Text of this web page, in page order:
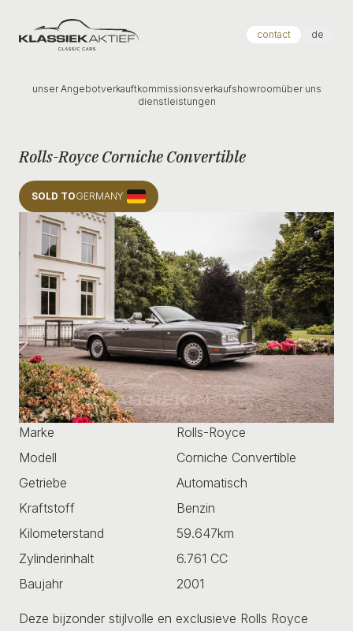
Klassiek Aktief contact de
unser Angebotverkauftkommissionsverkaufshowroomüber uns
dienstleistungen
Rolls-Royce Corniche Convertible
SOLD TOGERMANY
Marke
Rolls-Royce
Modell
Corniche Convertible
Getriebe
Automatisch
Kraftstoff
Benzin
Kilometerstand
59.647km
Zylinderinhalt
6.761 CC
Baujahr
2001
Deze bijzonder stijlvolle en exclusieve Rolls Royce